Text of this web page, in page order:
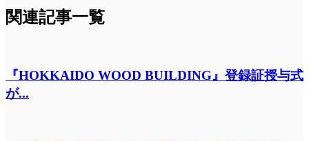
関連記事一覧
『HOKKAIDO WOOD BUILDING』登録証授与式
が...